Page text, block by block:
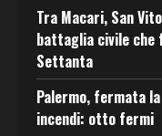
Tra Macari, San
battaglia civile che
Settanta
Palermo, fermata
incendi: otto fermi